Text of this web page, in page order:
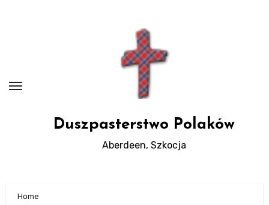
Duszpasterstwo Polaków
Aberdeen, Szkocja
Home